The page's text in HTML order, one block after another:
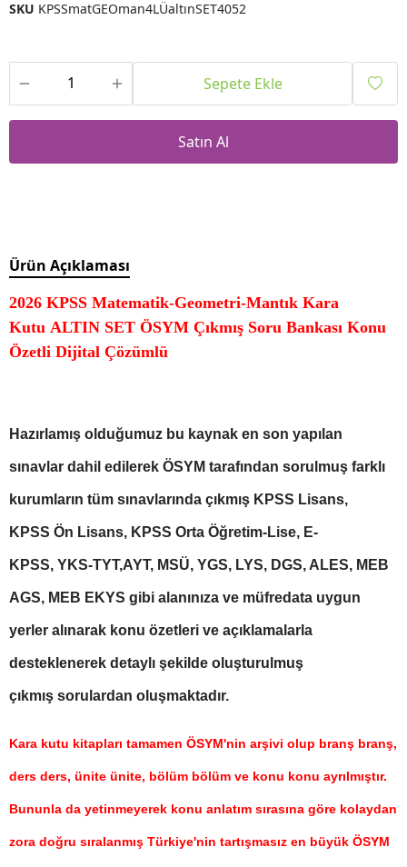
SKU KPSSmatGEOman4LÜaltınSET4052
Sepete Ekle
Satın Al
Ürün Açıklaması
2026 KPSS Matematik-Geometri-Mantık Kara
Kutu ALTIN SET ÖSYM Çıkmış Soru Bankası Konu
Özetli Dijital Çözümlü
Hazırlamış olduğumuz bu kaynak en son yapılan
sınavlar dahil edilerek ÖSYM tarafından sorulmuş farklı
kurumların tüm sınavlarında çıkmış KPSS Lisans,
KPSS Ön Lisans, KPSS Orta Öğretim-Lise, E-
KPSS, YKS-TYT,AYT, MSÜ, YGS, LYS, DGS, ALES, MEB
AGS, MEB EKYS gibi alanınıza ve müfredata uygun
yerler alınarak konu özetleri ve açıklamalarla
desteklenerek detaylı şekilde oluşturulmuş
çıkmış sorulardan oluşmaktadır.
Kara kutu kitapları tamamen ÖSYM'nin arşivi olup branş branş,
ders ders, ünite ünite, bölüm bölüm ve konu konu ayrılmıştır.
Bununla da yetinmeyerek konu anlatım sırasına göre kolaydan
zora doğru sıralanmış Türkiye'nin tartışmasız en büyük ÖSYM